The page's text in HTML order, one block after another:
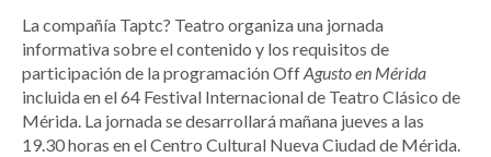
La compañía Taptc? Teatro organiza una jornada
informativa sobre el contenido y los requisitos de
participación de la programación OffAgusto en Mérida
incluida en el 64 Festival Internacional de Teatro Clásico de
Mérida. La jornada se desarrollará mañana jueves a las
19.30 horas en el Centro Cultural Nueva Ciudad de Mérida.